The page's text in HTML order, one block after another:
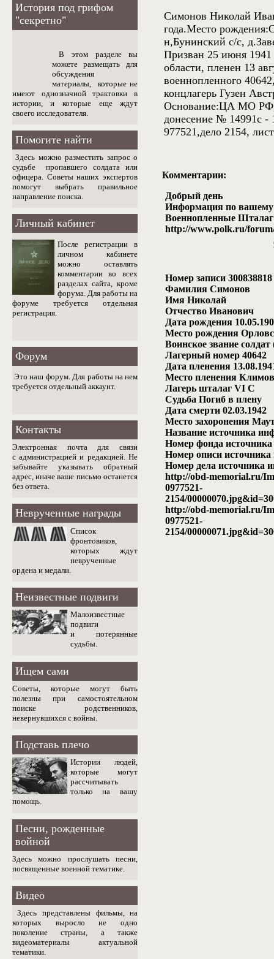
Симонов Николай
года.Место
н,Бунинский с/с,
Призван 25 июня
области, пленен 13
военнопленного
концлагерь Гузен
Основание:ЦА МО РФ,
донесение № 14991с -
977521,дело 2154,
Комментарии:
Добрый день
Информация по вашему
Военнопленные
http://www.polk.ru/
Номер записи 300838818
Фамилия Симонов
Имя Николай
Отчество Иванович
Дата рождения
Место рождения
Воинское звание солдат
Лагерный номер 40642
Дата пленения
Место пленения
Лагерь шталаг VI C
Судьба Погиб в плену
Дата смерти 02.03.1942
Место захоронения
Название источника
Номер фонда
Номер описи
Номер дела источника
http://obd-memorial.ru/
0977521-
2154/
http://obd-memorial.ru/
0977521-
2154/
История под грифом
"секретно"
В этом разделе вы
можете размещать для
обсуждения
материалы, которые не
имеют однозначной трактовки в
истории, и которые еще ждут
своего исследователя.
Помогите найти
Здесь можно разместить запрос о
судьбе пропавшего солдата или
офицера. Советы наших экспертов
помогут выбрать правильное
направление поиска.
Личный кабинет
После регистрации в
личном кабинете
можно оставлять
комментарии во всех
разделах сайта, кроме
форума. Для работы на
форуме требуется отдельная
регистрация.
Форум
Это наш форум.Для работы на нем
требуется отдельный аккаунт.
Контакты
Электронная почта для связи
с администрацией и редакцией. Не
забывайте указывать обратный
адрес, иначе ваше письмо останется
без ответа.
Неврученные награды
Список
фронтовиков,
которых ждут
неврученные
ордена и медали.
Неизвестные подвиги
Малоизвестные
подвиги
и потерянные
судьбы.
Ищем сами
Советы, которые могут быть
полезны при самостоятельном
поиске родственников,
невернувшихся с войны.
Подставь плечо
Истории людей,
которые могут
рассчитывать
только на вашу
помощь.
Песни, рожденные
войной
Здесь можно прослушать песни,
посвященные военной тематике.
Видео
Здесь представлены фильмы, на
которых выросло не одно
поколение страны, а также
видеоматериалы актуальной
тематики.